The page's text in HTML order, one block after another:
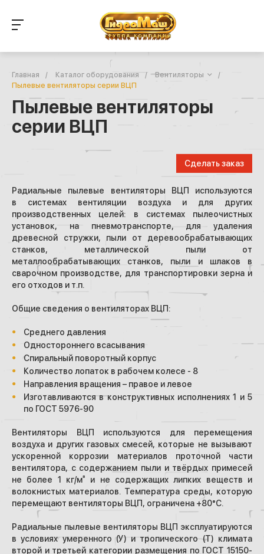
Главная / Каталог оборудования / Вентиляторы
/
Пылевые вентиляторы серии ВЦП
Пылевые вентиляторы
серии ВЦП
Сделать заказ
Радиальные пылевые вентиляторы ВЦП используются
в системах вентиляции воздуха и для других
производственных целей: в системах пылеочистных
установок, на пневмотранспорте, для удаления
древесной стружки, пыли от деревообрабатывающих
станков, металлической пыли от
металлообрабатывающих станков, пыли и шлаков в
сварочном производстве, для транспортировки зерна и
его отходов и т.п.
Общие сведения о вентиляторах ВЦП:
Среднего давления
Одностороннего всасывания
Спиральный поворотный корпус
Количество лопаток в рабочем колесе - 8
Направления вращения – правое и левое
Изготавливаются в конструктивных исполнениях 1 и 5
по ГОСТ 5976-90
Вентиляторы ВЦП используются для перемещения
воздуха и других газовых смесей, которые не вызывают
ускоренной коррозии материалов проточной части
вентилятора, с содержанием пыли и твёрдых примесей
не более 1 кг/м³ и не содержащих липких веществ и
волокнистых материалов. Температура среды, которую
перемещают вентиляторы ВЦП, ограничена +80°С.
Радиальные пылевые вентиляторы ВЦП эксплуатируются
в условиях умеренного (У) и тропического (Т) климата
второй и третьей категории размещения по ГОСТ 15150-